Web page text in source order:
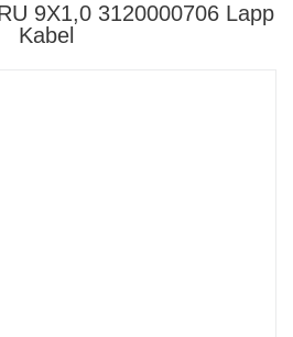
9X1,0 3120000706 Lapp
Kabel